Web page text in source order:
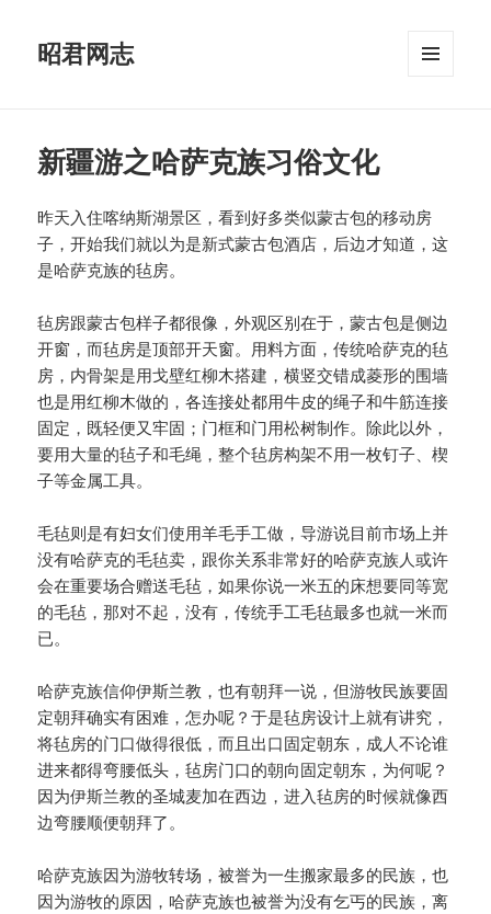
昭君网志
新疆游之哈萨克族习俗文化
昨天入住喀纳斯湖景区，看到好多类似蒙古包的移动房
子，开始我们就以为是新式蒙古包酒店，后边才知道，这
是哈萨克族的毡房。
毡房跟蒙古包样子都很像，外观区别在于，蒙古包是侧边
开窗，而毡房是顶部开天窗。用料方面，传统哈萨克的毡
房，内骨架是用戈壁红柳木搭建，横竖交错成菱形的围墙
也是用红柳木做的，各连接处都用牛皮的绳子和牛筋连接
固定，既轻便又牢固；门框和门用松树制作。除此以外，
要用大量的毡子和毛绳，整个毡房构架不用一枚钉子、楔
子等金属工具。
毛毡则是有妇女们使用羊毛手工做，导游说目前市场上并
没有哈萨克的毛毡卖，跟你关系非常好的哈萨克族人或许
会在重要场合赠送毛毡，如果你说一米五的床想要同等宽
的毛毡，那对不起，没有，传统手工毛毡最多也就一米而
已。
哈萨克族信仰伊斯兰教，也有朝拜一说，但游牧民族要固
定朝拜确实有困难，怎办呢？于是毡房设计上就有讲究，
将毡房的门口做得很低，而且出口固定朝东，成人不论谁
进来都得弯腰低头，毡房门口的朝向固定朝东，为何呢？
因为伊斯兰教的圣城麦加在西边，进入毡房的时候就像西
边弯腰顺便朝拜了。
哈萨克族因为游牧转场，被誉为一生搬家最多的民族，也
因为游牧的原因，哈萨克族也被誉为没有乞丐的民族，离